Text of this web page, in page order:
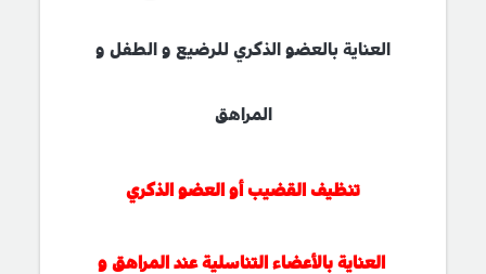
العناية بالعضو الذكري للرضيع و الطفل و
المراهق
تنظيف القضيب أو العضو الذكري
العناية بالأعضاء التناسلية عند المراهق و